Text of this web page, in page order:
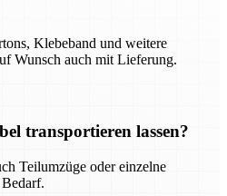
Klebeband und weitere
Wunsch auch mit Lieferung.
transportieren lassen?
Teilumzüge oder einzelne